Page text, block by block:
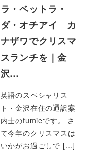
ラ・ベットラ・
ダ・オチアイ カ
ナザワでクリスマ
スランチを｜金
沢…
英語のスペシャリス
ト・金沢在住の通訳案
内士のfumieです。 さ
て今年のクリスマスは
いかがお過ごしで […]